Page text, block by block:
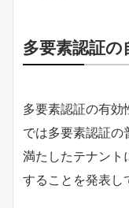
多要素認証
多要素認証の有
では多要素認証の
満たしたテナント
することを発表し